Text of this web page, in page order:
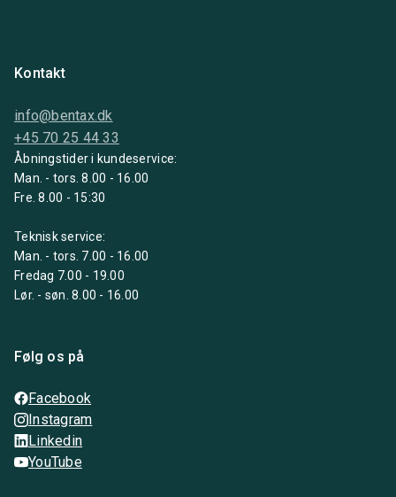
Kontakt
info@bentax.dk
+45 70 25 44 33
Åbningstider i kundeservice:
Man. - tors. 8.00 - 16.00
Fre. 8.00 - 15:30
Teknisk service:
Man. - tors. 7.00 - 16.00
Fredag 7.00 - 19.00
Lør. - søn. 8.00 - 16.00
Følg os på
Facebook
Instagram
Linkedin
YouTube